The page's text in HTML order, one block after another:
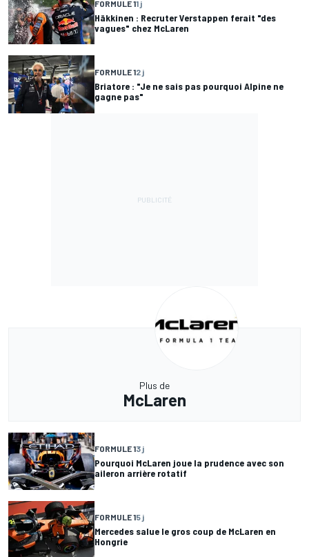
FORMULE 11 j
Häkkinen : Recruter Verstappen ferait "des
vagues" chez McLaren
FORMULE 12 j
Briatore : "Je ne sais pas pourquoi Alpine ne
gagne pas"
Plus de
McLaren
FORMULE 13 j
Pourquoi McLaren joue la prudence avec son
aileron arrière rotatif
FORMULE 15 j
Mercedes salue le gros coup de McLaren en
Hongrie